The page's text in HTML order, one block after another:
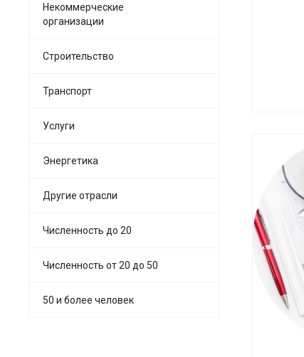
Некоммерческие
организации
Строительство
Транспорт
Услуги
Энергетика
Другие отрасли
Численность до 20
Численность от 20 до 50
50 и более человек